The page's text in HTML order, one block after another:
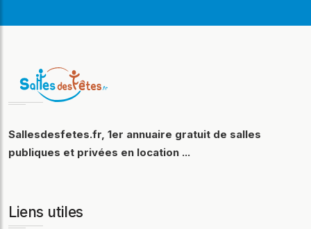
Sallesdesfetes.fr, 1er annuaire gratuit de salles
publiques et privées en location ...
Liens utiles